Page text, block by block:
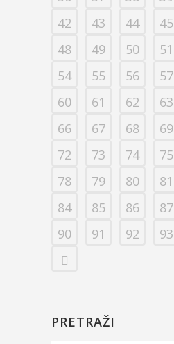
42
43 44 45
48
49 50 51
54
55 56 57
60
61 62 63
66
67 68 69
72
73 74 75
78
79 80 81
84
85 86 87
90
91 92 93
PRETRAŽI